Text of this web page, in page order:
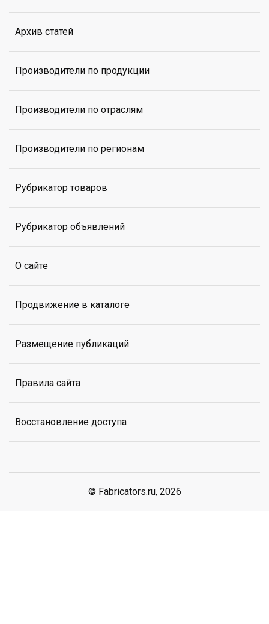
Архив статей
Производители по продукции
Производители по отраслям
Производители по регионам
Рубрикатор товаров
Рубрикатор объявлений
О сайте
Продвижение в каталоге
Размещение публикаций
Правила сайта
Восстановление доступа
© Fabricators.ru, 2026